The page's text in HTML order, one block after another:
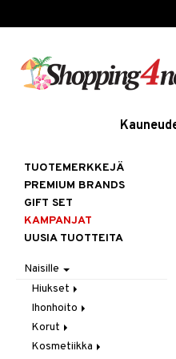
TUOTEMERKKEJÄ
PREMIUM BRANDS
GIFT SET
KAMPANJAT
UUSIA TUOTTEITA
Naisille
Hiukset
Gift Set
Harjat / Kammat
Hiuskuurit
Ihonhoito
Aurinkotuotteet
Erikoistuotteet
Korut
Kaulakorut
Kosmetiikka